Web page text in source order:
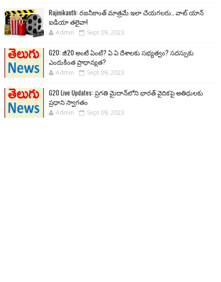
Rajinikanth: రజనీకాంత్ మాత్రమే ఇలా చేయగలరు.. వాట్ యాన్
ఐడియా తలైవా!
Admin Sept 09, 2023
G20: జీ20 అంటే ఏంటి? ఏ ఏ దేశాలకు సభ్యత్వం? సదస్సుకు
ఎందుకింత ప్రాధాన్యత?
Admin Sept 09, 2023
G20 Live Updates: ప్రగతి మైదాన్‌లోని భారత్ వైదికపై అతిథులకు
ప్రధాని స్వాగతం
Admin Sept 09, 2023